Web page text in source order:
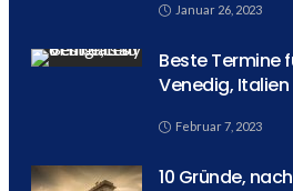
Januar 26, 2023
Beste Termine
Venedig, Italien
Februar 7, 2023
10 Gründe,